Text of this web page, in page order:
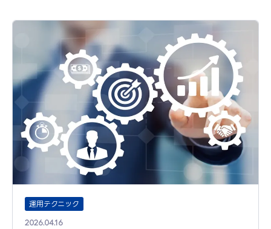
運用テクニック
2026.04.16